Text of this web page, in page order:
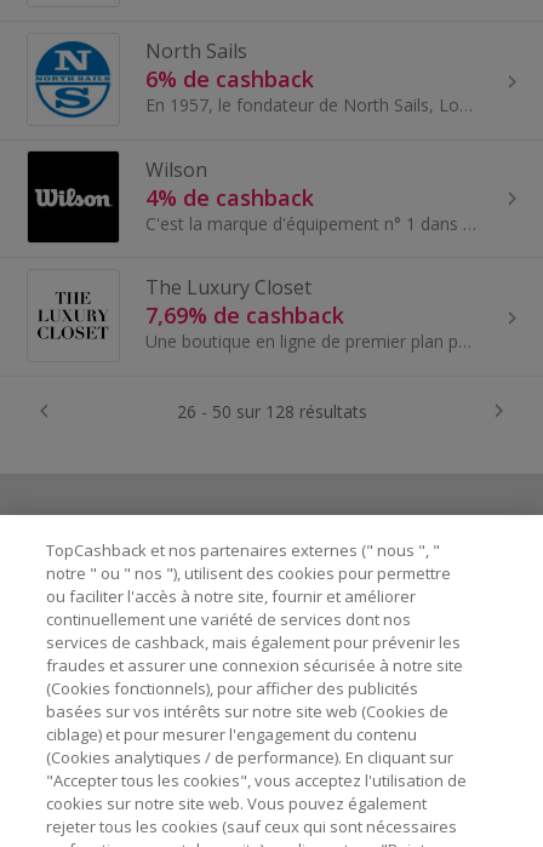
North Sails
6% de cashback
En 1957, le fondateur de North Sails, Lowell North, s’est lancé dans la fabrication des voiles de course les meilleures et les plus rapides que le...
Wilson
4% de cashback
C'est la marque d'équipement n° 1 dans plus de sports que toute autre marque. Depuis 1914, la famille de marques Wilson équipe les athlètes profess...
The Luxury Closet
7,69% de cashback
Une boutique en ligne de premier plan pour l’achat et la vente d’articles neufs et d’occasion de luxe tels que sacs à main, vêtements, montres et b...
26 - 50 sur 128 résultats
Besoin d'aide ?
Astuces pour économiser
A propos de
Contactez-nous
Mentions légales
TopCashback et nos partenaires externes (" nous ", "
notre " ou " nos "), utilisent des cookies pour permettre
ou faciliter l'accès à notre site, fournir et améliorer
continuellement une variété de services dont nos
services de cashback, mais également pour prévenir les
fraudes et assurer une connexion sécurisée à notre site
(Cookies fonctionnels), pour afficher des publicités
basées sur vos intérêts sur notre site web (Cookies de
ciblage) et pour mesurer l'engagement du contenu
(Cookies analytiques / de performance). En cliquant sur
"Accepter tous les cookies", vous acceptez l'utilisation de
cookies sur notre site web. Vous pouvez également
rejeter tous les cookies (sauf ceux qui sont nécessaires